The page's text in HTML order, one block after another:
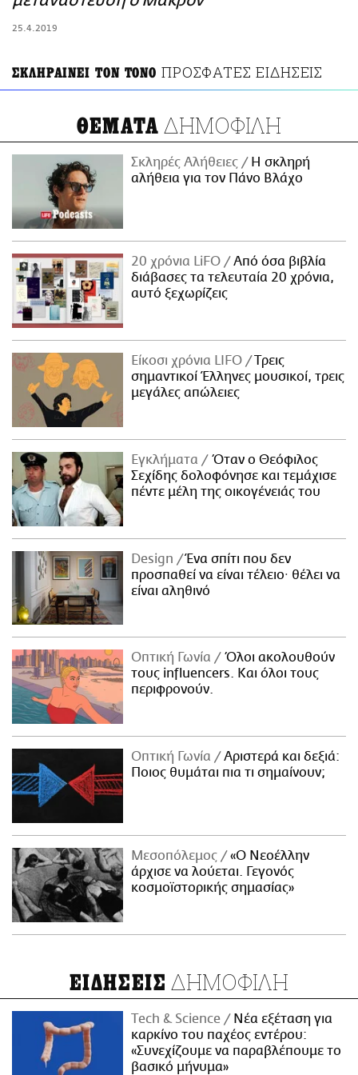
25.4.2019
ΣΚΛΗΡΑΙΝΕΙ ΤΟΝ ΤΟΝΟ ΠΡΟΣΦΑΤΕΣ ΕΙΔΗΣΕΙΣ
ΘΕΜΑΤΑ ΔΗΜΟΦΙΛΗ
Σκληρές Αλήθειες
H σκληρή
αλήθεια για τον Πάνο Βλάχο
20 χρόνια LiFO
Από όσα βιβλία
διάβασες τα τελευταία 20 χρόνια,
αυτό ξεχωρίζεις
Είκοσι χρόνια LIFO
Tρεις
σημαντικοί Έλληνες μουσικοί, τρεις
μεγάλες απώλειες
Εγκλήματα
Όταν ο Θεόφιλος
Σεχίδης δολοφόνησε και τεμάχισε
πέντε μέλη της οικογένειάς του
Design
Ένα σπίτι που δεν
προσπαθεί να είναι τέλειο· θέλει να
είναι αληθινό
Οπτική Γωνία
Όλοι ακολουθούν
τους influencers. Και όλοι τους
περιφρονούν.
Οπτική Γωνία
Αριστερά και δεξιά:
Ποιος θυμάται πια τι σημαίνουν;
Μεσοπόλεμος
«Ο Νεοέλλην
άρχισε να λούεται. Γεγονός
κοσμοϊστορικής σημασίας»
ΕΙΔΗΣΕΙΣ ΔΗΜΟΦΙΛΗ
Τech & Science
Νέα εξέταση για
καρκίνο του παχέος εντέρου:
«Συνεχίζουμε να παραβλέπουμε το
βασικό μήνυμα»